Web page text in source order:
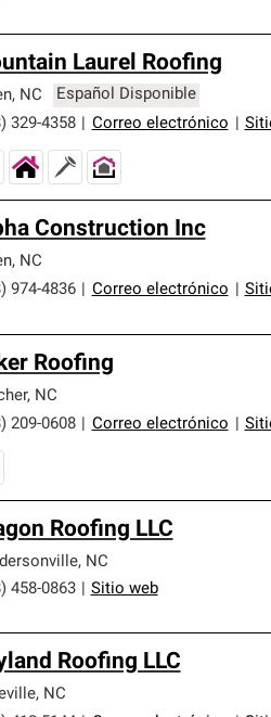
Laurel Roofing
, NC
Español Disponible
329-4358
Correo electrónico
Construction Inc
, NC
974-4836
Correo electrónico
Roofing
, NC
209-0608
Correo electrónico
Roofing LLC
, NC
458-0863
Sitio web
Roofing LLC
, NC